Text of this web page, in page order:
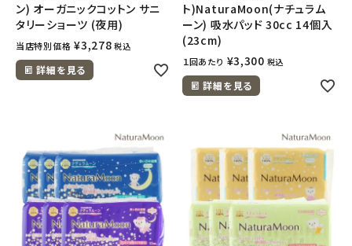
ン) オーガニックコットン サニ
タリーショーツ (夜用)
当店特別価格 ¥3,278 税込
詳細を見る
ト)NaturaMoon(ナチュラム
ーン) 吸水パッド 30cc 14個入
(23cm)
１回あたり ¥3,300 税込
詳細を見る